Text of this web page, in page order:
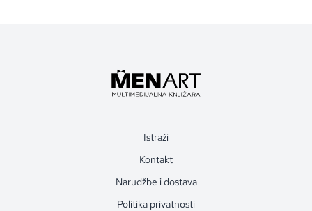
Istraži
Kontakt
Narudžbe i dostava
Politika privatnosti